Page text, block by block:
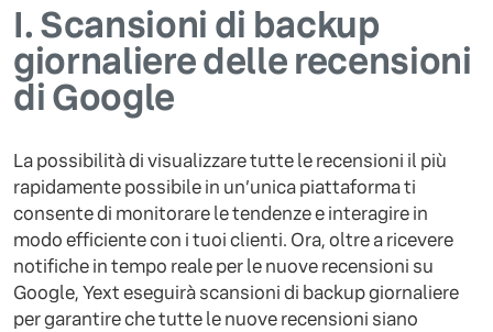
I.Scansioni di backup
giornaliere delle recensioni
di Google
La possibilità di visualizzare tutte le recensioni il più
rapidamente possibile in un’unica piattaforma ti
consente di monitorare le tendenze e interagire in
modo efficiente con i tuoi clienti. Ora, oltre a ricevere
notifiche in tempo reale per le nuove recensioni su
Google, Yext eseguirà scansioni di backup giornaliere
per garantire che tutte le nuove recensioni siano